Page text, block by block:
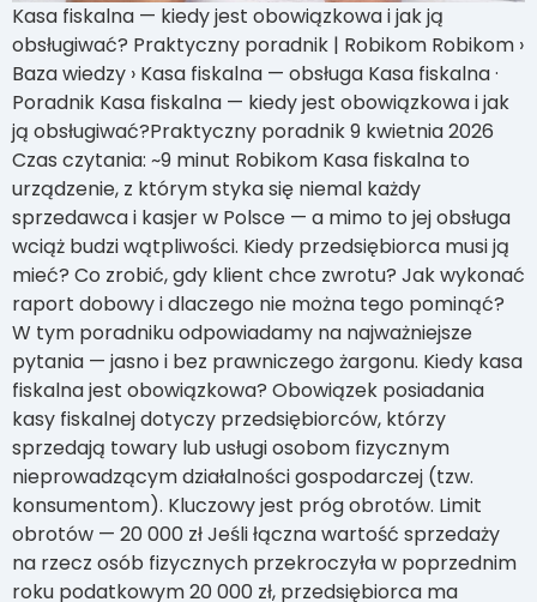
Kasa fiskalna — kiedy jest obowiązkowa i jak ją
obsługiwać? Praktyczny poradnik | Robikom Robikom ›
Baza wiedzy › Kasa fiskalna — obsługa Kasa fiskalna ·
Poradnik Kasa fiskalna — kiedy jest obowiązkowa i jak
ją obsługiwać?Praktyczny poradnik 9 kwietnia 2026
Czas czytania: ~9 minut Robikom Kasa fiskalna to
urządzenie, z którym styka się niemal każdy
sprzedawca i kasjer w Polsce — a mimo to jej obsługa
wciąż budzi wątpliwości. Kiedy przedsiębiorca musi ją
mieć? Co zrobić, gdy klient chce zwrotu? Jak wykonać
raport dobowy i dlaczego nie można tego pominąć?
W tym poradniku odpowiadamy na najważniejsze
pytania — jasno i bez prawniczego żargonu. Kiedy kasa
fiskalna jest obowiązkowa? Obowiązek posiadania
kasy fiskalnej dotyczy przedsiębiorców, którzy
sprzedają towary lub usługi osobom fizycznym
nieprowadzącym działalności gospodarczej (tzw.
konsumentom). Kluczowy jest próg obrotów. Limit
obrotów — 20 000 zł Jeśli łączna wartość sprzedaży
na rzecz osób fizycznych przekroczyła w poprzednim
roku podatkowym 20 000 zł, przedsiębiorca ma